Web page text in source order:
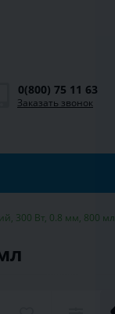
0(800) 75 11 63
Заказать звонок
300 Вт, 0.8 мм, 800 мл